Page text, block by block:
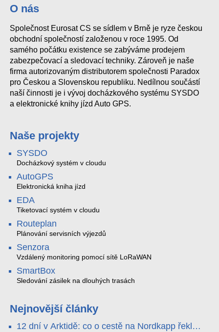
O nás
Společnost Eurosat CS se sídlem v Brně je ryze českou
obchodní společností založenou v roce 1995. Od
samého počátku existence se zabýváme prodejem
zabezpečovací a sledovací techniky. Zároveň je naše
firma autorizovaným distributorem společnosti Paradox
pro Českou a Slovenskou republiku. Nedílnou součástí
naší činnosti je i vývoj docházkového systému SYSDO
a elektronické knihy jízd Auto GPS.
Naše projekty
SYSDO
Docházkový systém v cloudu
AutoGPS
Elektronická kniha jízd
EDA
Tiketovací systém v cloudu
Routeplan
Plánování servisních výjezdů
Senzora
Vzdálený monitoring pomocí sítě LoRaWAN
SmartBox
Sledování zásilek na dlouhých trasách
Nejnovější články
12 dní v Arktidě: co o cestě na Nordkapp řekla